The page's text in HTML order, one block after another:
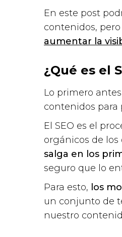
En este post
contenidos, pero
aumentar la
¿Qué es el
Lo primero
contenidos para
El SEO es el
orgánicos de los
salga en los
seguro que lo
Para esto, los
un conjunto de
nuestro